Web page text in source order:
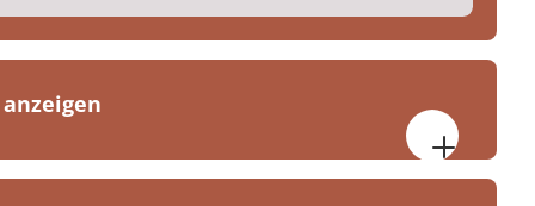
bis 17:00 Uhr